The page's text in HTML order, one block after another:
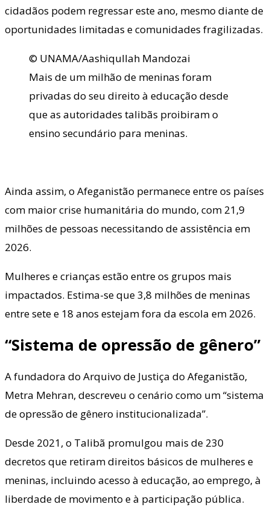
cidadãos podem regressar este ano, mesmo diante de
oportunidades limitadas e comunidades fragilizadas.
© UNAMA/Aashiqullah Mandozai
Mais de um milhão de meninas foram
privadas do seu direito à educação desde
que as autoridades talibãs proibiram o
ensino secundário para meninas.
Ainda assim, o Afeganistão permanece entre os países
com maior crise humanitária do mundo, com 21,9
milhões de pessoas necessitando de assistência em
2026.
Mulheres e crianças estão entre os grupos mais
impactados. Estima-se que 3,8 milhões de meninas
entre sete e 18 anos estejam fora da escola em 2026.
“Sistema de opressão de gênero”
A fundadora do Arquivo de Justiça do Afeganistão,
Metra Mehran, descreveu o cenário como um “sistema
de opressão de gênero institucionalizada”.
Desde 2021, o Talibã promulgou mais de 230
decretos que retiram direitos básicos de mulheres e
meninas, incluindo acesso à educação, ao emprego, à
liberdade de movimento e à participação pública.